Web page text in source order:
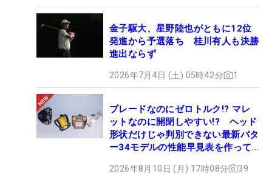
金子駆大、星野陸也がともに12位
発進から予選落ち 桂川有人も決勝
進出ならず
2026年7月4日 (土) 05時42分 1
ブレードなのにゼロトルク!? マレ
ットなのに開閉しやすい!? ヘッド
形状だけじゃ判別できない最新パタ
ー34モデルの性能早見表を作って
2026年8月10日 (月) 17時08分 39